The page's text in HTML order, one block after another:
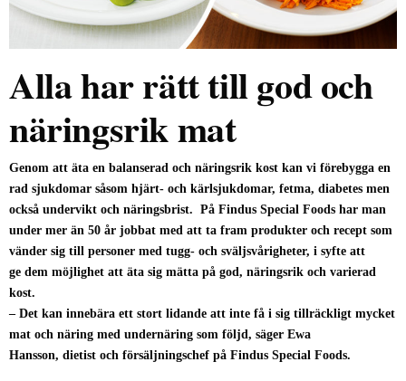
Alla har rätt till god och
näringsrik mat
Genom att äta en balanserad och näringsrik kost kan vi förebygga en
rad sjukdomar såsom hjärt- och kärlsjukdomar, fetma, diabetes men
också undervikt och näringsbrist. På Findus Special Foods har man
under mer än 50 år jobbat med att ta fram produkter och recept som
vänder sig till personer med tugg- och sväljsvårigheter, i syfte att
ge dem möjlighet att äta sig mätta på god, näringsrik och varierad
kost.
– Det kan innebära ett stort lidande att inte få i sig tillräckligt mycket
mat och näring med undernäring som följd, säger Ewa
Hansson, dietist och försäljningschef på Findus Special Foods.